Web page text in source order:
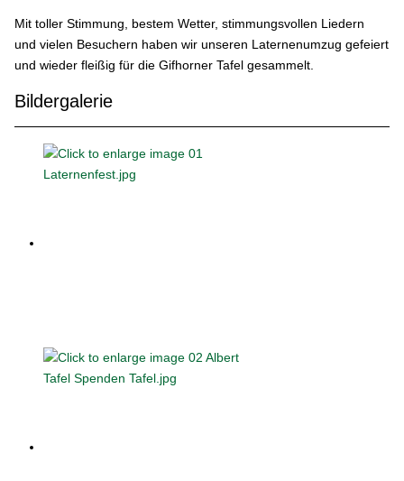
Mit toller Stimmung, bestem Wetter, stimmungsvollen Liedern
und vielen Besuchern haben wir unseren Laternenumzug gefeiert
und wieder fleißig für die Gifhorner Tafel gesammelt.
Bildergalerie